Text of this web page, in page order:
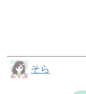
そら